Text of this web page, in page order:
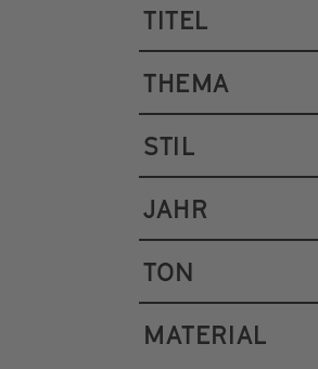
TITEL
THEMA
STIL
JAHR
TON
MATERIAL